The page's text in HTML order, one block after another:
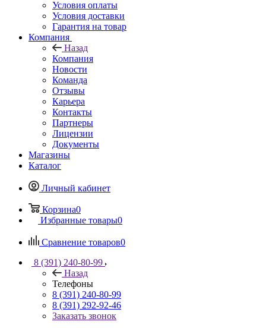
Условия оплаты
Условия доставки
Гарантия на товар
Компания
Назад
Компания
Новости
Команда
Отзывы
Карьера
Контакты
Партнеры
Лицензии
Документы
Магазины
Каталог
Личный кабинет
Корзина0
Избранные товары0
Сравнение товаров0
8 (391) 240-80-99
Назад
Телефоны
8 (391) 240-80-99
8 (391) 292-92-46
Заказать звонок